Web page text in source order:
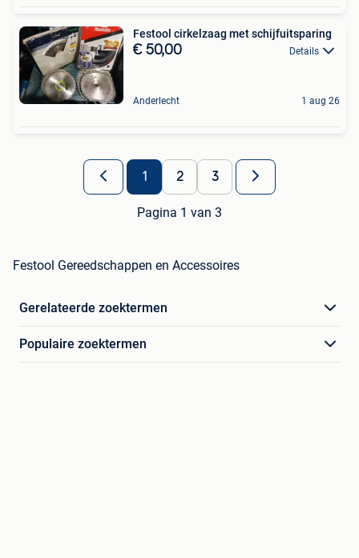
Festool cirkelzaag met schijfuitsparing
€ 50,00 Details
Anderlecht 1 aug 26
1 2 3
Pagina 1 van 3
Festool Gereedschappen en Accessoires
Gerelateerde zoektermen
Populaire zoektermen